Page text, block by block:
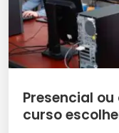
Presencial
curso